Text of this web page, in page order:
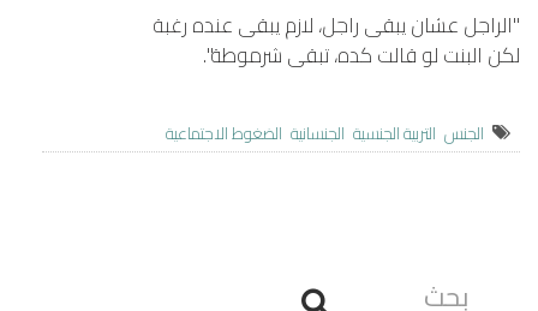
"الراجل عشان يبقى راجل، لازم يبقى عنده رغبة
لكن البنت لو قالت كده، تبقى شرموطة".
الجنس التربية الجنسية الجنسانية الضغوط الاجتماعية
البحث...